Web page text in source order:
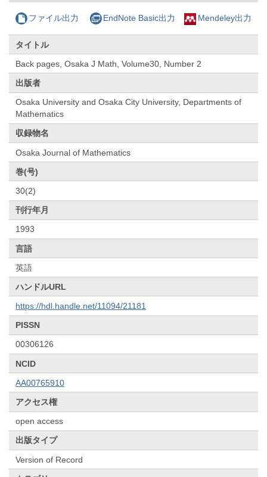
ファイル出力 EndNote Basic出力 Mendeley出力
タイトル
Back pages, Osaka J Math, Volume30, Number 2
出版者
Osaka University and Osaka City University, Departments of
Mathematics
収録物名
Osaka Journal of Mathematics
巻(号)
30(2)
刊行年月
1993
言語
英語
ハンドルURL
https://hdl.handle.net/11094/21181
PISSN
00306126
NCID
AA00765910
アクセス権
open access
出版タイプ
Version of Record